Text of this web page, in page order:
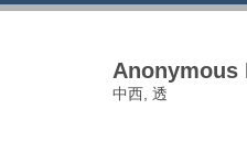
Anonymous
中西, 透